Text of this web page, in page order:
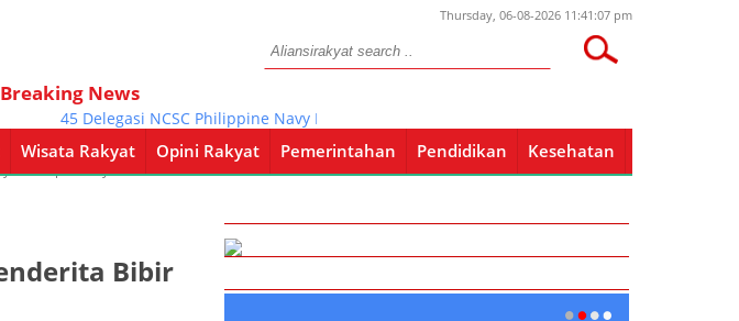
Thursday, 06-08-2026 11:41:07 pm
Breaking News
45 Delegasi NCSC Philippine Navy Kunjungi Kodiklatal
Wisata Rakyat Opini Rakyat Pemerintahan Pendidikan Kesehatan
Opini Rakyat Pemerintahan Pendidikan Kesehatan
Bibir